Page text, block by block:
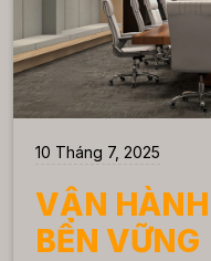
10 Tháng 7, 2025
VẬN
BỀN VỮNG